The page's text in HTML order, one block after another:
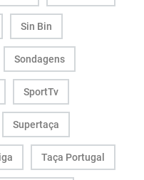
Sin Bin
Sondagens
SportTv
Supertaça
Taça Portugal